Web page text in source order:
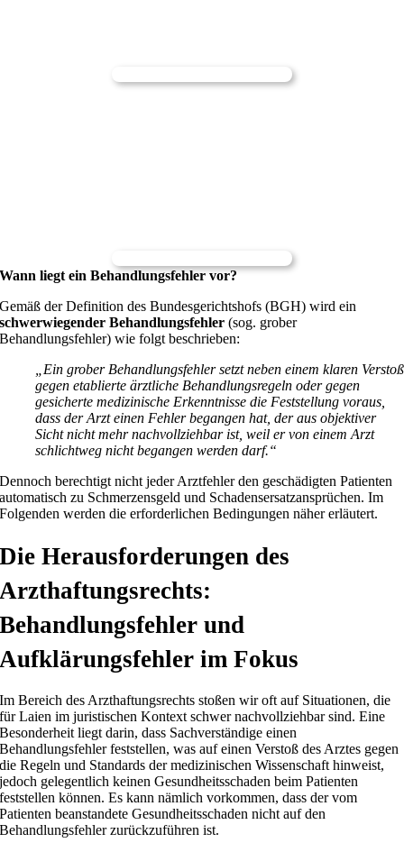
Wann liegt ein Behandlungsfehler vor?
Gemäß der Definition des Bundesgerichtshofs (BGH) wird ein
schwerwiegender Behandlungsfehler (sog. grober
Behandlungsfehler) wie folgt beschrieben:
„Ein grober Behandlungsfehler setzt neben einem klaren Verstoß
gegen etablierte ärztliche Behandlungsregeln oder gegen
gesicherte medizinische Erkenntnisse die Feststellung voraus,
dass der Arzt einen Fehler begangen hat, der aus objektiver
Sicht nicht mehr nachvollziehbar ist, weil er von einem Arzt
schlichtweg nicht begangen werden darf.“
Dennoch berechtigt nicht jeder Arztfehler den geschädigten Patienten
automatisch zu Schmerzensgeld und Schadensersatzansprüchen. Im
Folgenden werden die erforderlichen Bedingungen näher erläutert.
Die Herausforderungen des
Arzthaftungsrechts:
Behandlungsfehler und
Aufklärungsfehler im Fokus
Im Bereich des Arzthaftungsrechts stoßen wir oft auf Situationen, die
für Laien im juristischen Kontext schwer nachvollziehbar sind. Eine
Besonderheit liegt darin, dass Sachverständige einen
Behandlungsfehler feststellen, was auf einen Verstoß des Arztes gegen
die Regeln und Standards der medizinischen Wissenschaft hinweist,
jedoch gelegentlich keinen Gesundheitsschaden beim Patienten
feststellen können. Es kann nämlich vorkommen, dass der vom
Patienten beanstandete Gesundheitsschaden nicht auf den
Behandlungsfehler zurückzuführen ist.